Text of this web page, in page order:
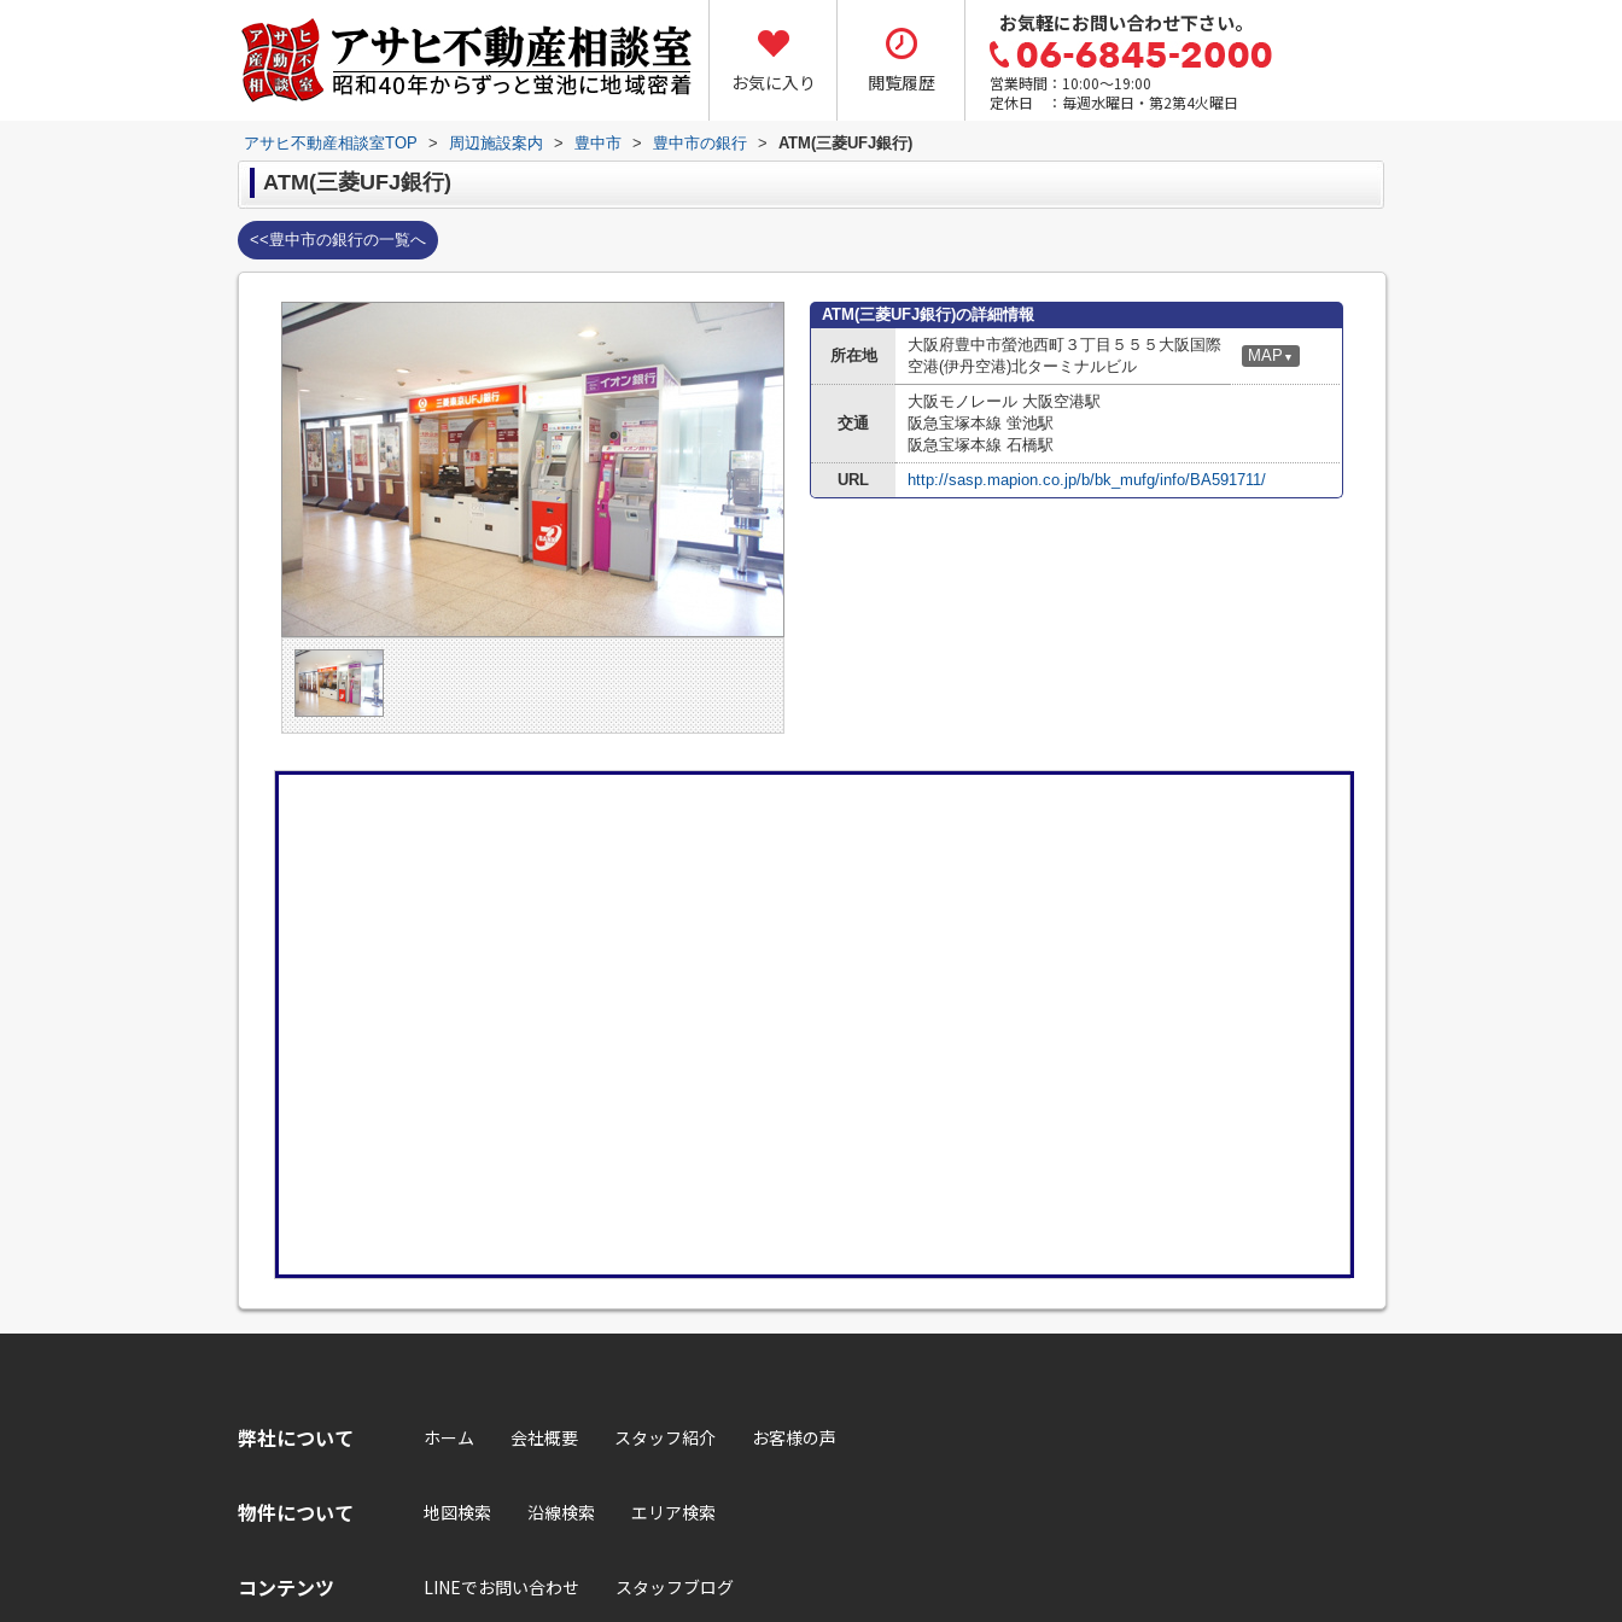
お気に入り 閲覧履歴
お気軽にお問い合わせ下さい。
営業時間：10:00～19:00
定休日 ：毎週水曜日・第2第4火曜日
アサヒ不動産相談室TOP > 周辺施設案内 > 豊中市 > 豊中市の銀行 > ATM(三菱UFJ銀行)
ATM(三菱UFJ銀行)
<<豊中市の銀行の一覧へ
ATM(三菱UFJ銀行)の詳細情報
所在地
大阪府豊中市螢池西町３丁目５５５大阪国際
空港(伊丹空港)北ターミナルビル
MAP ▼
交通
大阪モノレール 大阪空港駅
阪急宝塚本線 蛍池駅
阪急宝塚本線 石橋駅
URL
http://sasp.mapion.co.jp/b/bk_mufg/info/BA591711/
弊社について ホーム 会社概要 スタッフ紹介 お客様の声
物件について 地図検索 沿線検索 エリア検索
コンテンツ LINEでお問い合わせ スタッフブログ